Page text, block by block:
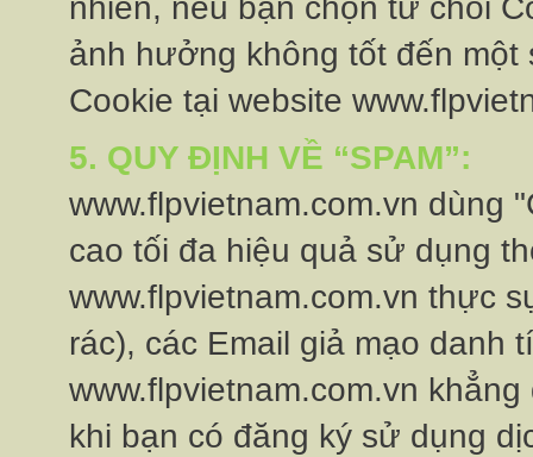
ảnh hưởng không tốt đến
Cookie tại website
5. QUY ĐỊNH VỀ “SPAM”:
www.flpvietnam.com.vn dùng
cao tối đa hiệu quả sử dụng
www.flpvietnam.com.vn thực
rác), các Email giả mạo danh
www.flpvietnam.com.vn
khi bạn có đăng ký sử dụng